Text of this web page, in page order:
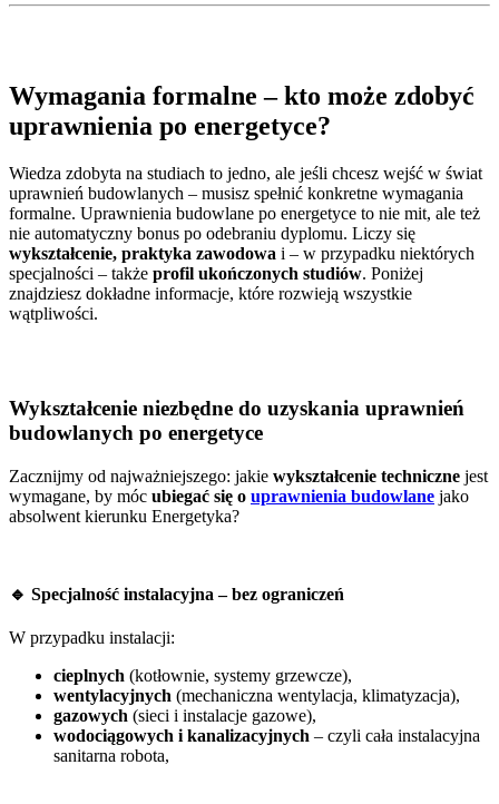
Wymagania formalne – kto może zdobyć
uprawnienia po energetyce?
Wiedza zdobyta na studiach to jedno, ale jeśli chcesz wejść w świat
uprawnień budowlanych – musisz spełnić konkretne wymagania
formalne. Uprawnienia budowlane po energetyce to nie mit, ale też
nie automatyczny bonus po odebraniu dyplomu. Liczy się
wykształcenie, praktyka zawodowa i – w przypadku niektórych
specjalności – także profil ukończonych studiów. Poniżej
znajdziesz dokładne informacje, które rozwieją wszystkie
wątpliwości.
Wykształcenie niezbędne do uzyskania uprawnień
budowlanych po energetyce
Zacznijmy od najważniejszego: jakie wykształcenie techniczne jest
wymagane, by móc ubiegać się o uprawnienia budowlane jako
absolwent kierunku Energetyka?
🔹 Specjalność instalacyjna – bez ograniczeń
W przypadku instalacji:
cieplnych (kotłownie, systemy grzewcze),
wentylacyjnych (mechaniczna wentylacja, klimatyzacja),
gazowych (sieci i instalacje gazowe),
wodociągowych i kanalizacyjnych – czyli cała instalacyjna
sanitarna robota,